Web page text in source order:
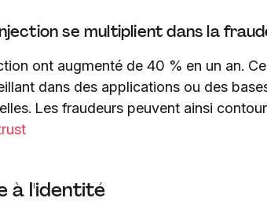
se multiplient dans la
ont augmenté de 40 % en un an.
dans des applications ou des
Les fraudeurs peuvent ainsi
à l'identité